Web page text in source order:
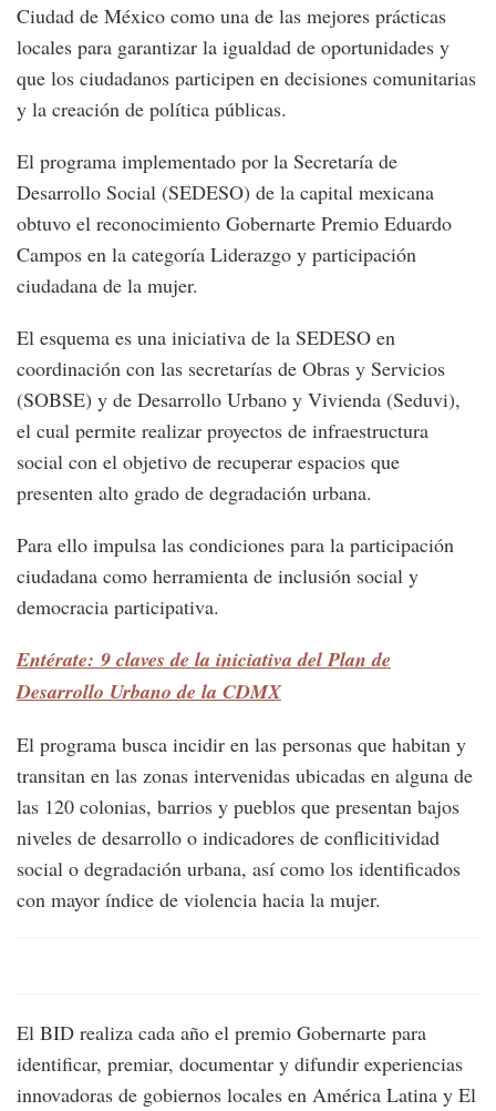
Ciudad de México como una de las mejores prácticas
locales para garantizar la igualdad de oportunidades y
que los ciudadanos participen en decisiones comunitarias
y la creación de política públicas.
El programa implementado por la Secretaría de
Desarrollo Social (SEDESO) de la capital mexicana
obtuvo el reconocimiento Gobernarte Premio Eduardo
Campos en la categoría Liderazgo y participación
ciudadana de la mujer.
El esquema es una iniciativa de la SEDESO en
coordinación con las secretarías de Obras y Servicios
(SOBSE) y de Desarrollo Urbano y Vivienda (Seduvi),
el cual permite realizar proyectos de infraestructura
social con el objetivo de recuperar espacios que
presenten alto grado de degradación urbana.
Para ello impulsa las condiciones para la participación
ciudadana como herramienta de inclusión social y
democracia participativa.
Entérate: 9 claves de la iniciativa del Plan de
Desarrollo Urbano de la CDMX
El programa busca incidir en las personas que habitan y
transitan en las zonas intervenidas ubicadas en alguna de
las 120 colonias, barrios y pueblos que presentan bajos
niveles de desarrollo o indicadores de conflicitividad
social o degradación urbana, así como los identificados
con mayor índice de violencia hacia la mujer.
El BID realiza cada año el premio Gobernarte para
identificar, premiar, documentar y difundir experiencias
innovadoras de gobiernos locales en América Latina y El